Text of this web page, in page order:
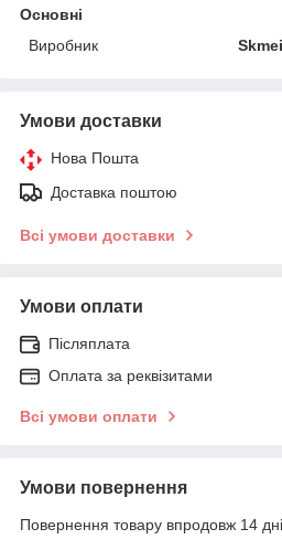
Основні
Виробник
Skmei
Умови доставки
Нова Пошта
Доставка поштою
Всі умови доставки
Умови оплати
Післяплата
Оплата за реквізитами
Всі умови оплати
Умови повернення
Повернення товару впродовж 14